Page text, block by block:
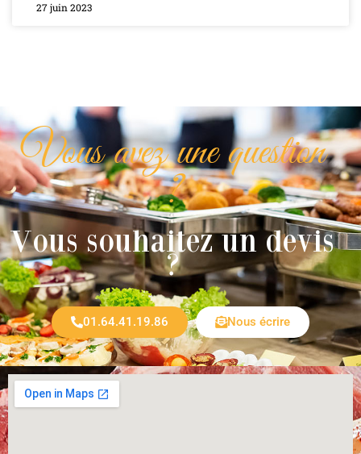
27 juin 2023
Vous avez une question
?
Vous souhaitez un devis
?
01.64.41.19.86 Nous écrire